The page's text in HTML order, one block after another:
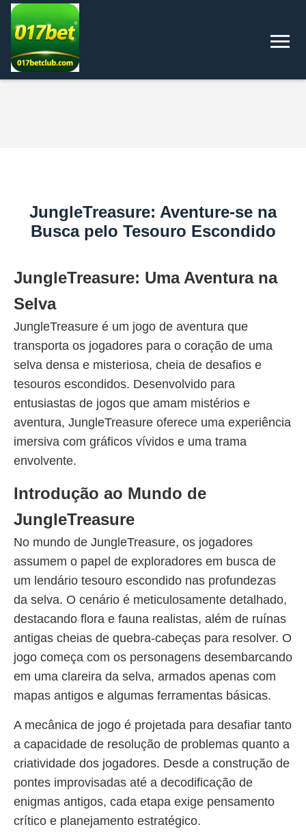
JungleTreasure: Aventure-se na
Busca pelo Tesouro Escondido
JungleTreasure: Uma Aventura na
Selva
JungleTreasure é um jogo de aventura que
transporta os jogadores para o coração de uma
selva densa e misteriosa, cheia de desafios e
tesouros escondidos. Desenvolvido para
entusiastas de jogos que amam mistérios e
aventura, JungleTreasure oferece uma experiência
imersiva com gráficos vívidos e uma trama
envolvente.
Introdução ao Mundo de
JungleTreasure
No mundo de JungleTreasure, os jogadores
assumem o papel de exploradores em busca de
um lendário tesouro escondido nas profundezas
da selva. O cenário é meticulosamente detalhado,
destacando flora e fauna realistas, além de ruínas
antigas cheias de quebra-cabeças para resolver. O
jogo começa com os personagens desembarcando
em uma clareira da selva, armados apenas com
mapas antigos e algumas ferramentas básicas.
A mecânica de jogo é projetada para desafiar tanto
a capacidade de resolução de problemas quanto a
criatividade dos jogadores. Desde a construção de
pontes improvisadas até a decodificação de
enigmas antigos, cada etapa exige pensamento
crítico e planejamento estratégico.